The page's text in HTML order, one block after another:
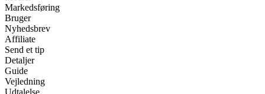
Markedsføring
Bruger
Nyhedsbrev
Affiliate
Send et tip
Detaljer
Guide
Vejledning